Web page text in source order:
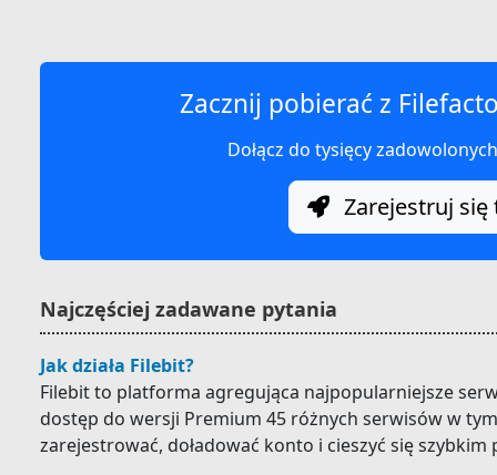
Zacznij pobierać z
Dołącz do tysięcy
Zarejestruj się
Najczęściej zadawane pytania
Jak działa Filebit?
Filebit to platforma agregująca najpopularniejsze
dostęp do wersji Premium 45 różnych serwisów w
zarejestrować, doładować konto i cieszyć się szybkim